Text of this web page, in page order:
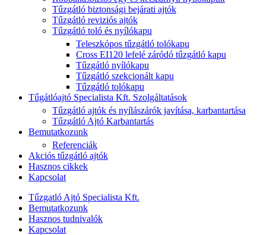
Tűzgátló biztonsági bejárati ajtók
Tűzgátló reviziós ajtók
Tűzgátló toló és nyílókapu
Teleszkópos tűzgátló tolókapu
Cross EI120 lefelé záródó tűzgátló kapu
Tűzgátló nyílókapu
Tűzgátló szekcionált kapu
Tűzgátló tolókapu
Tűgátlóajtó Specialista Kft. Szolgáltatások
Tűzgátló ajtók és nyílászárók javítása, karbantartása
Tűzgátló Ajtó Karbantartás
Bemutatkozunk
Referenciák
Akciós tűzgátló ajtók
Hasznos cikkek
Kapcsolat
Tűzgatló Ajtó Specialista Kft.
Bemutatkozunk
Hasznos tudnivalók
Kapcsolat